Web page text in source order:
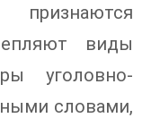
виды
уголовно-
словами,